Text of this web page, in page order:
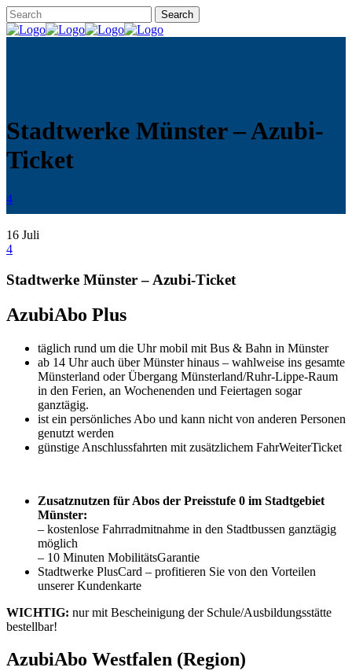
Stadtwerke Münster – Azubi-
Ticket
4
16 Juli
4
Stadtwerke Münster – Azubi-Ticket
AzubiAbo Plus
täglich rund um die Uhr mobil mit Bus & Bahn in Münster
ab 14 Uhr auch über Münster hinaus – wahlweise ins gesamte
Münsterland oder Übergang Münsterland/Ruhr-Lippe-Raum
in den Ferien, an Wochenenden und Feiertagen sogar
ganztägig.
ist ein persönliches Abo und kann nicht von anderen Personen
genutzt werden
günstige Anschlussfahrten mit zusätzlichem FahrWeiterTicket
Zusatznutzen für Abos der Preisstufe 0 im Stadtgebiet
Münster:
– kostenlose Fahrradmitnahme in den Stadtbussen ganztägig
möglich
– 10 Minuten MobilitätsGarantie
Stadtwerke PlusCard – profitieren Sie von den Vorteilen
unserer Kundenkarte
WICHTIG: nur mit Bescheinigung der Schule/Ausbildungsstätte
bestellbar!
AzubiAbo Westfalen (Region)